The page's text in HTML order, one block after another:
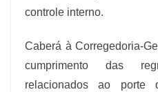
controle interno.
Caberá à Corregedoria-
cumprimento das
relacionados ao